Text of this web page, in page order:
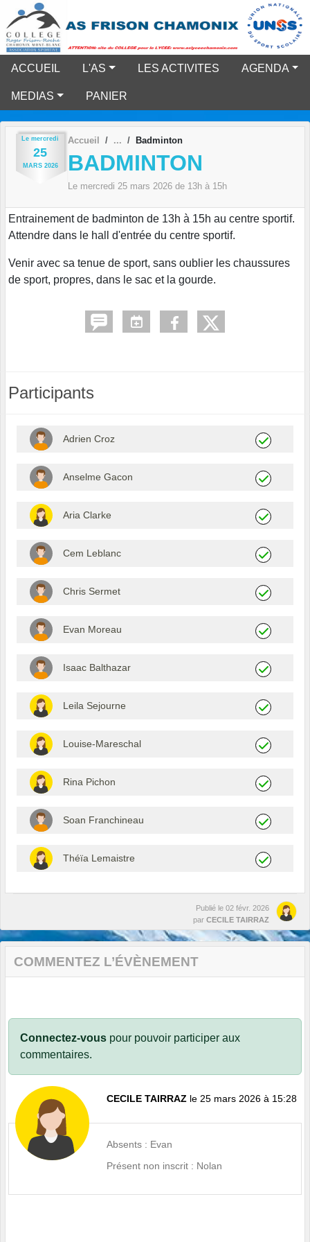
ACCUEIL L'AS LES ACTIVITES AGENDA
MEDIAS PANIER
Le mercredi
25
MARS 2026
Accueil Badminton
BADMINTON
Le mercredi 25 mars 2026 de 13h à 15h
Entrainement de badminton de 13h à 15h au centre sportif.
Attendre dans le hall d'entrée du centre sportif.
Venir avec sa tenue de sport, sans oublier les chaussures
de sport, propres, dans le sac et la gourde.
Participants
Adrien Croz
Anselme Gacon
Aria Clarke
Cem Leblanc
Chris Sermet
Evan Moreau
Isaac Balthazar
Leila Sejourne
Louise-Mareschal
Rina Pichon
Soan Franchineau
Théïa Lemaistre
Publié le 02 févr. 2026
par CECILE TAIRRAZ
COMMENTEZ L’ÉVÈNEMENT
Connectez-vous pour pouvoir participer aux
commentaires.
CECILE TAIRRAZ le 25 mars 2026 à 15:28
Absents : Evan
Présent non inscrit : Nolan
Panneau de gestion des cookies